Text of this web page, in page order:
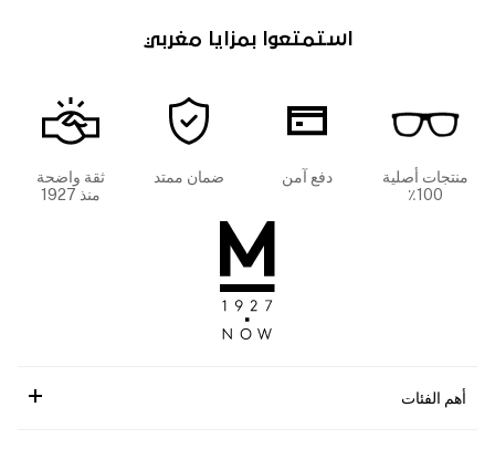
استمتعوا بمزايا مغربي
منتجات أصلية
100٪
دفع آمن ضمان ممتد
ثقة واضحة
منذ 1927
أهم الفئات